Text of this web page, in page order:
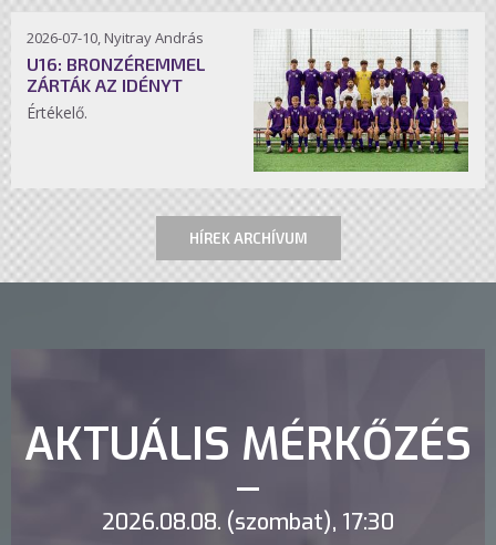
2026-07-10, Nyitray András
U16: BRONZÉREMMEL
ZÁRTÁK AZ IDÉNYT
Értékelő.
HÍREK ARCHÍVUM
AKTUÁLIS MÉRKŐZÉS
2026.08.08. (szombat), 17:30